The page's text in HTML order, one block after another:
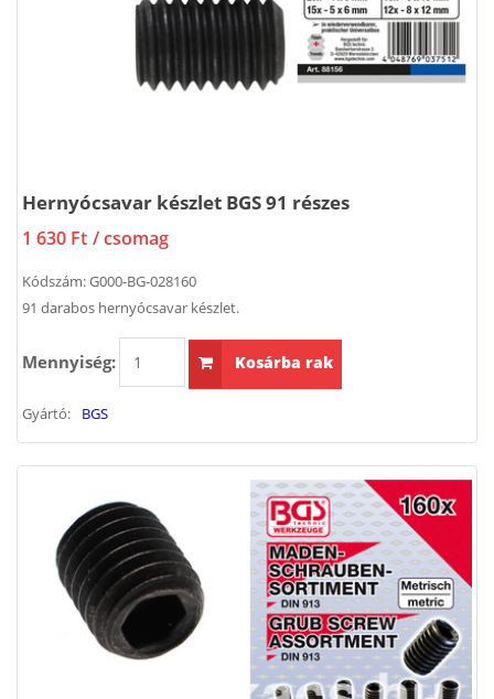
Hernyócsavar készlet BGS 91 részes
1 630 Ft / csomag
Kódszám:G000-BG-028160
91 darabos hernyócsavar készlet.
Mennyiség: Kosárba rak
Gyártó: BGS